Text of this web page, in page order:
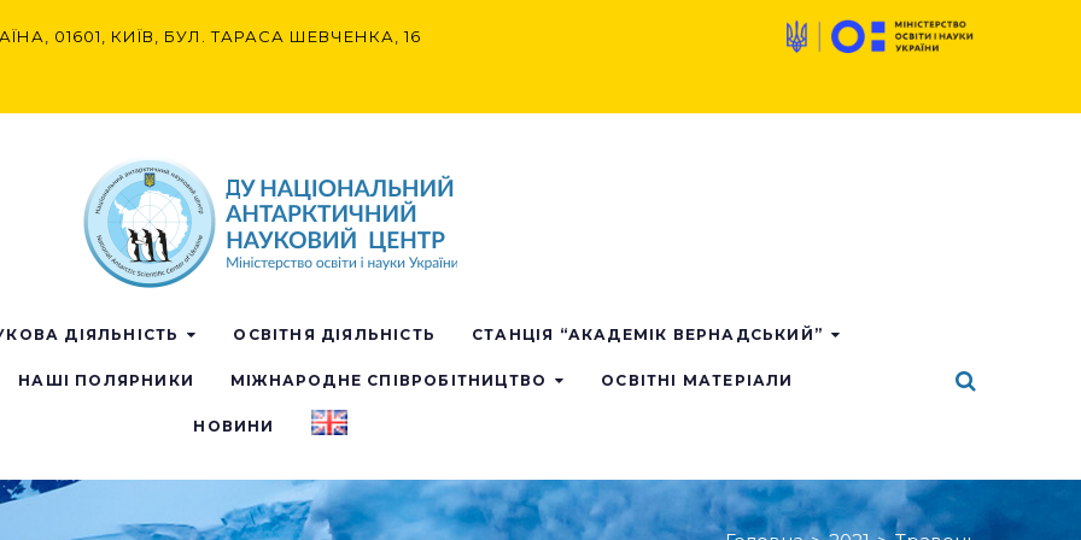
01601, КИЇВ, БУЛ. ТАРАСА ШЕВЧЕНКА, 16
ДІЯЛЬНІСТЬ ОСВІТНЯ ДІЯЛЬНІСТЬ СТАНЦІЯ “АКАДЕМІК ВЕРНАДСЬКИЙ”
НАШІ ПОЛЯРНИКИ МІЖНАРОДНЕ СПІВРОБІТНИЦТВО ОСВІТНІ МАТЕРІАЛИ
НОВИНИ